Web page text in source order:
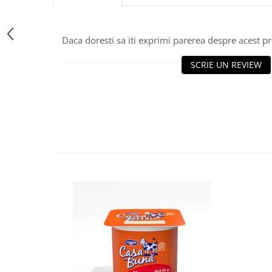
Daca doresti sa iti exprimi parerea despre acest
SCRIE UN REVIEW